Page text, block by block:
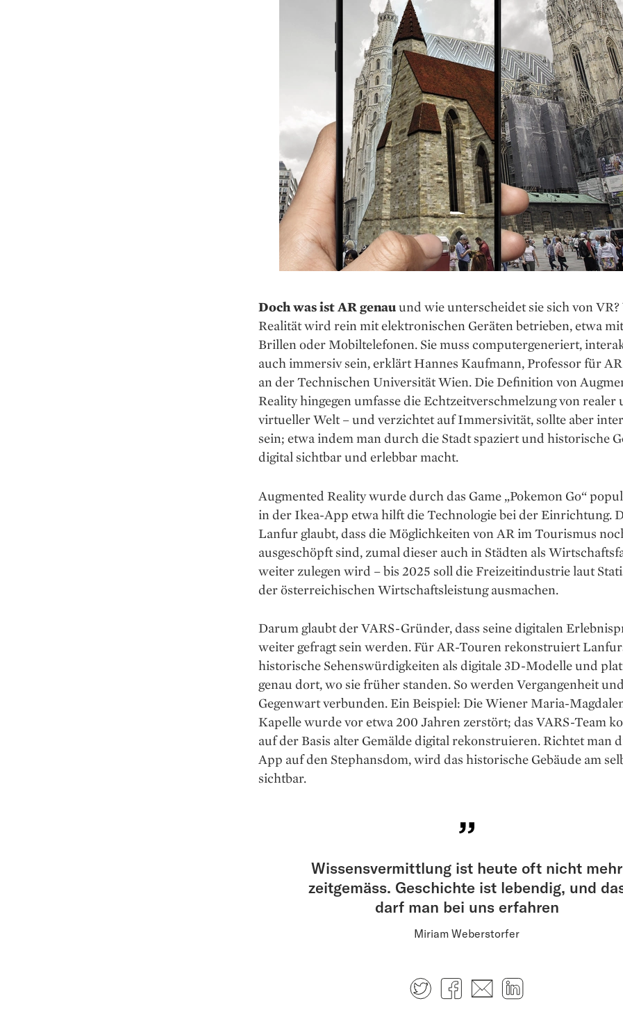
Doch was ist AR genauund wie unterscheidet sie sich von
Realität wird rein mit elektronischen Geräten betrieben, etwa
Brillen oder Mobiltelefonen. Sie muss computergeneriert,
auch immersiv sein, erklärt Hannes Kaufmann, Professor für
an der Technischen Universität Wien. Die Definition von
Reality hingegen umfasse die Echtzeitverschmelzung von realer
virtueller Welt – und verzichtet auf Immer­sivität, sollte aber
sein; etwa indem man durch die Stadt spaziert und historische
digital sichtbar und erlebbar macht.
Augmented Reality wurde durch das Game „Pokemon Go“
in der Ikea-App etwa hilft die Technologie bei der Einrichtung.
Lanfur glaubt, dass die Möglichkeiten von AR im Tourismus
ausgeschöpft sind, zumal dieser auch in Städten als
weiter zulegen wird – bis 2025 soll die Freizeitindustrie laut
der öster­reichischen Wirtschaftsleistung ausmachen.
Darum glaubt der VARS-Gründer, dass seine digitalen
weiter gefragt sein werden. Für AR-Touren rekonstruiert
historische Sehenswürdigkeiten als digitale 3D-Modelle und
genau dort, wo sie früher standen. So werden Vergangenheit und
Gegenwart verbunden. Ein Beispiel: Die Wiener Maria-
Kapelle wurde vor etwa 200 Jahren zerstört; das VARS-Team
auf der Basis alter Gemälde digital rekonstruieren. Richtet man
App auf den Stephansdom, wird das historische Gebäude am
sichtbar.
Wissensvermittlung ist heute oft nicht mehr
zeitgemäss. Geschichte ist lebendig, und
darf man bei uns erfahren
Miriam Weberstorfer
TwitterFacebook
E-mail